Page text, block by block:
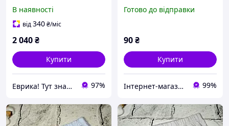
88AX59412
В наявності
від340₴/міс
2 040₴
Купити
Еврика! Тут знайдеться все! 97%
см 6-7 років Машинка
Готово до відправки
90₴
Купити
Інтернет-магазин EASY CHOICE - подарунки, декор для свят 99%